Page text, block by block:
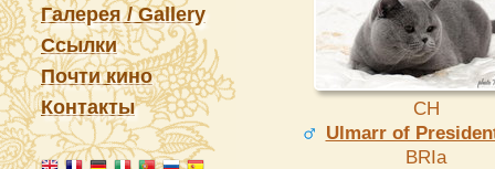
Галерея / Gallery
Ссылки
Почти кино
Контакты
CH
Ulmarr of
BRIa